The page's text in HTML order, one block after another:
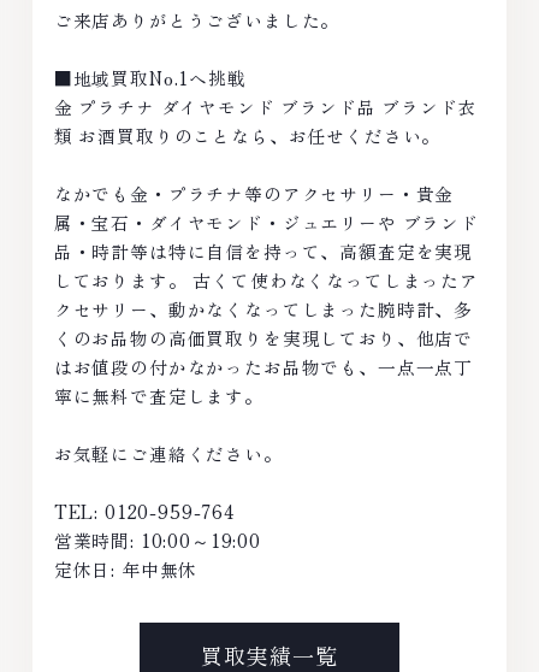
ご来店ありがとうございました。
■地域買取No.1へ挑戦
金 プラチナ ダイヤモンド ブランド品 ブランド衣
類 お酒買取りのことなら、お任せください。
なかでも金・プラチナ等のアクセサリー・貴金
属・宝石・ダイヤモンド・ジュエリーや ブランド
品・時計等は特に自信を持って、高額査定を実現
しております。 古くて使わなくなってしまったア
クセサリー、動かなくなってしまった腕時計、多
くのお品物の高価買取りを実現しており、他店で
はお値段の付かなかったお品物でも、一点一点丁
寧に無料で査定します。
お気軽にご連絡ください。
TEL: 0120-959-764
営業時間: 10:00～19:00
定休日: 年中無休
買取実績一覧